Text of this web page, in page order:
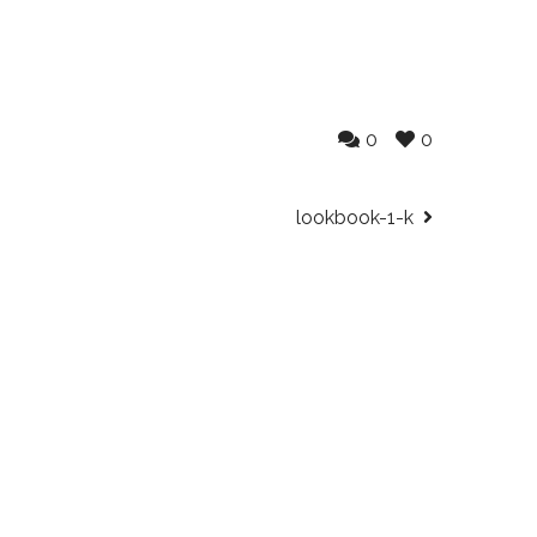
0
0
lookbook-1-k